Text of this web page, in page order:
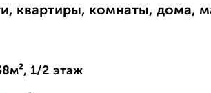
квартиры, комнаты, дома,
1/2 этаж